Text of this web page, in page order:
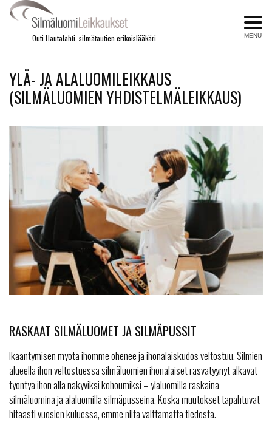
Outi Hautalahti, silmätautien erikoislääkäri MENU
YLÄ- JA ALALUOMILEIKKAUS
(SILMÄLUOMIEN YHDISTELMÄLEIKKAUS)
RASKAAT SILMÄLUOMET JA SILMÄPUSSIT
Ikääntymisen myötä ihomme ohenee ja ihonalaiskudos veltostuu. Silmien
alueella ihon veltostuessa silmäluomien ihonalaiset rasvatyynyt alkavat
työntyä ihon alla näkyviksi kohoumiksi – yläluomilla raskaina
silmäluomina ja alaluomilla silmäpusseina. Koska muutokset tapahtuvat
hitaasti vuosien kuluessa, emme niitä välttämättä tiedosta.